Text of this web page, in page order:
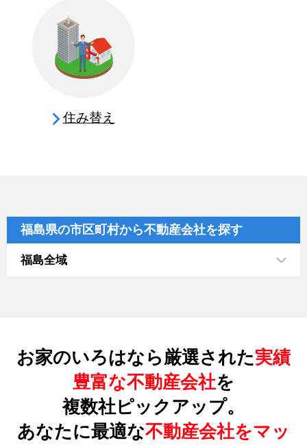
住み替え
福島県の市区町村から不動産会社を探す
福島全域
お家のいろはなら厳選された実績
豊富な不動産会社を
複数社ピックアップ。
あなたに最適な不動産会社をマッ